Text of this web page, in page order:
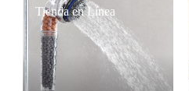
Tienda en Línea